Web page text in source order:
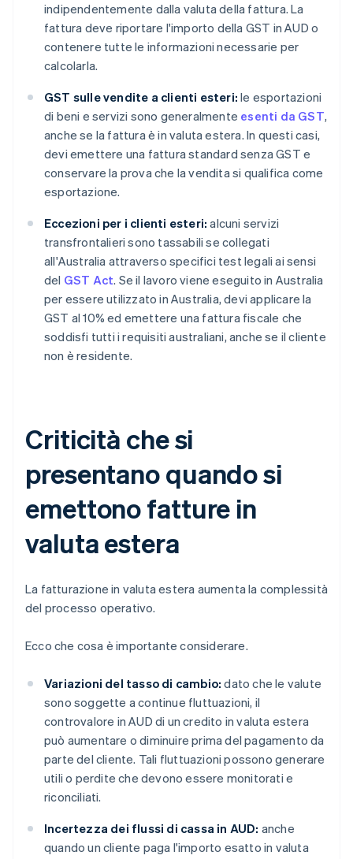
indipendentemente dalla valuta della fattura. La
fattura deve riportare l'importo della GST in AUD o
contenere tutte le informazioni necessarie per
calcolarla.
GST sulle vendite a clienti esteri: le esportazioni
di beni e servizi sono generalmente esenti da GST,
anche se la fattura è in valuta estera. In questi casi,
devi emettere una fattura standard senza GST e
conservare la prova che la vendita si qualifica come
esportazione.
Eccezioni per i clienti esteri: alcuni servizi
transfrontalieri sono tassabili se collegati
all'Australia attraverso specifici test legali ai sensi
del GST Act. Se il lavoro viene eseguito in Australia
per essere utilizzato in Australia, devi applicare la
GST al 10% ed emettere una fattura fiscale che
soddisfi tutti i requisiti australiani, anche se il cliente
non è residente.
Criticità che si
presentano quando si
emettono fatture in
valuta estera
La fatturazione in valuta estera aumenta la complessità
del processo operativo.
Ecco che cosa è importante considerare.
Variazioni del tasso di cambio: dato che le valute
sono soggette a continue fluttuazioni, il
controvalore in AUD di un credito in valuta estera
può aumentare o diminuire prima del pagamento da
parte del cliente. Tali fluttuazioni possono generare
utili o perdite che devono essere monitorati e
riconciliati.
Incertezza dei flussi di cassa in AUD: anche
quando un cliente paga l'importo esatto in valuta